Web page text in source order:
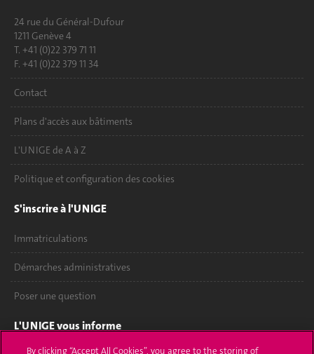
24 rue du Général-Dufour
1211 Genève 4
T. +41 (0)22 379 71 11
F. +41 (0)22 379 11 34
Contact
Plans d'accès aux bâtiments
L'UNIGE de A à Z
Politique et configuration des cookies
S'inscrire à l'UNIGE
Immatriculations
Démarches administratives
Poser une question
L'UNIGE vous informe
By clicking “Accept All Cookies”, you agree to the storing of